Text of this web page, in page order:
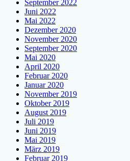
September 2022
Juni 2022
Mai 2022
Dezember 2020
November 2020
September 2020
Mai 2020
April 2020
Februar 2020
Januar 2020
November 2019
Oktober 2019
August 2019
Juli 2019
Juni 2019
Mai 2019
März 2019
Februar 2019